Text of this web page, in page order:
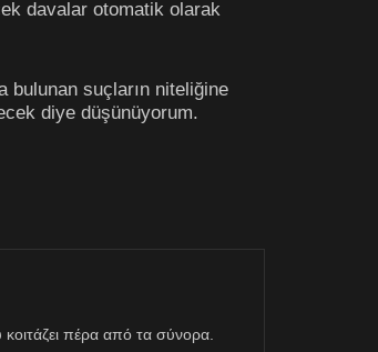
davalar otomatik olarak
bulunan suçların niteliğine
diye düşünüyorum.
πέρα από τα σύνορα.